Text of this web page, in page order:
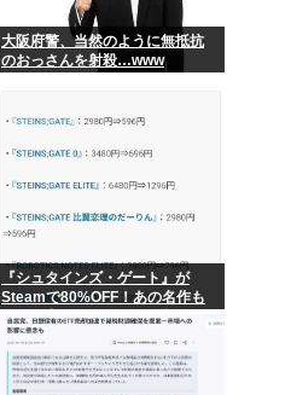
大阪府警、当然のように無抵抗
のおっさんを射殺…www
『シュタインズ・ゲート』が
Steamで80%OFF！あの名作も
セール中！ケンモメン…急
げ…！